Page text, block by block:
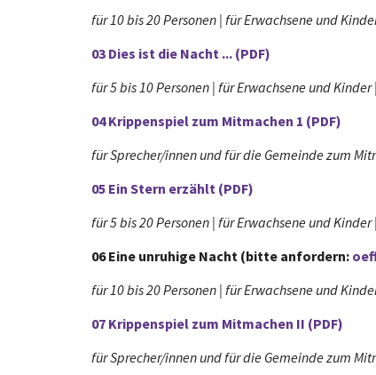
für 10 bis 20 Personen | für Erwachsene und
03 Dies ist die Nacht ... (PDF)
für 5 bis 10 Personen | für Erwachsene und
04 Krippenspiel zum Mitmachen 1 (PDF)
für Sprecher/innen und für die Gemeinde zum
05 Ein Stern erzählt (PDF)
für 5 bis 20 Personen | für Erwachsene und
06 Eine unruhige Nacht (bitte anfordern:
für 10 bis 20 Personen | für Erwachsene und
07 Krippenspiel zum Mitmachen II (PDF)
für Sprecher/innen und für die Gemeinde zum